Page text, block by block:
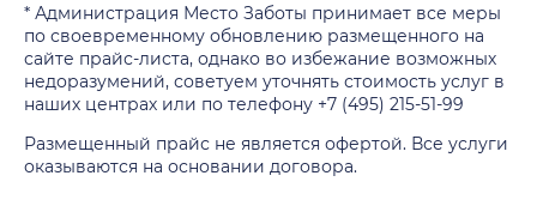
* Администрация Место Заботы принимает все меры
по своевременному обновлению размещенного на
сайте прайс-листа, однако во избежание возможных
недоразумений, советуем уточнять стоимость услуг в
наших центрах или по телефону +7 (495) 215-51-99
Размещенный прайс не является офертой. Все услуги
оказываются на основании договора.